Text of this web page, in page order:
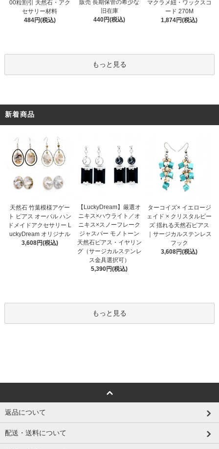
00粒割引 天然石・アク
セサリー材料
484円(税込)
販売 長期保管の希少な
旧在庫
440円(税込)
マクラメ紐・ワックスコ
ード 270M
1,874円(税込)
もっと見る
新着商品
天然石 竹葉模様アゲー
ト ピアス オーバル ハン
ドメイドアクセサリー L
uckyDream オリジナル
3,608円(税込)
【LuckyDream】厳選オ
ニキス×ハウライト／オ
ニキス×スノーフレーク
ジャスパー モノトーン
天然石ピアス・イヤリン
グ（サージカルステンレ
ス金具選択可）
5,390円(税込)
ターコイズ× イエロージ
ェイド × クリスタルビー
ズ 揺れる天然石ピアス
｜サージカルステンレス
フック
3,608円(税込)
もっと見る
返品について
配送・送料について